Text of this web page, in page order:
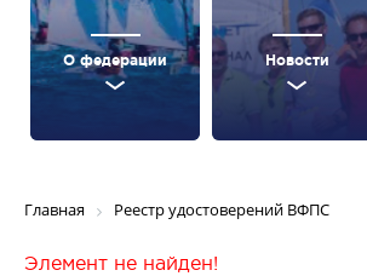
О федерации Новости
Главная Реестр удостоверений ВФПС
Элемент не найден!